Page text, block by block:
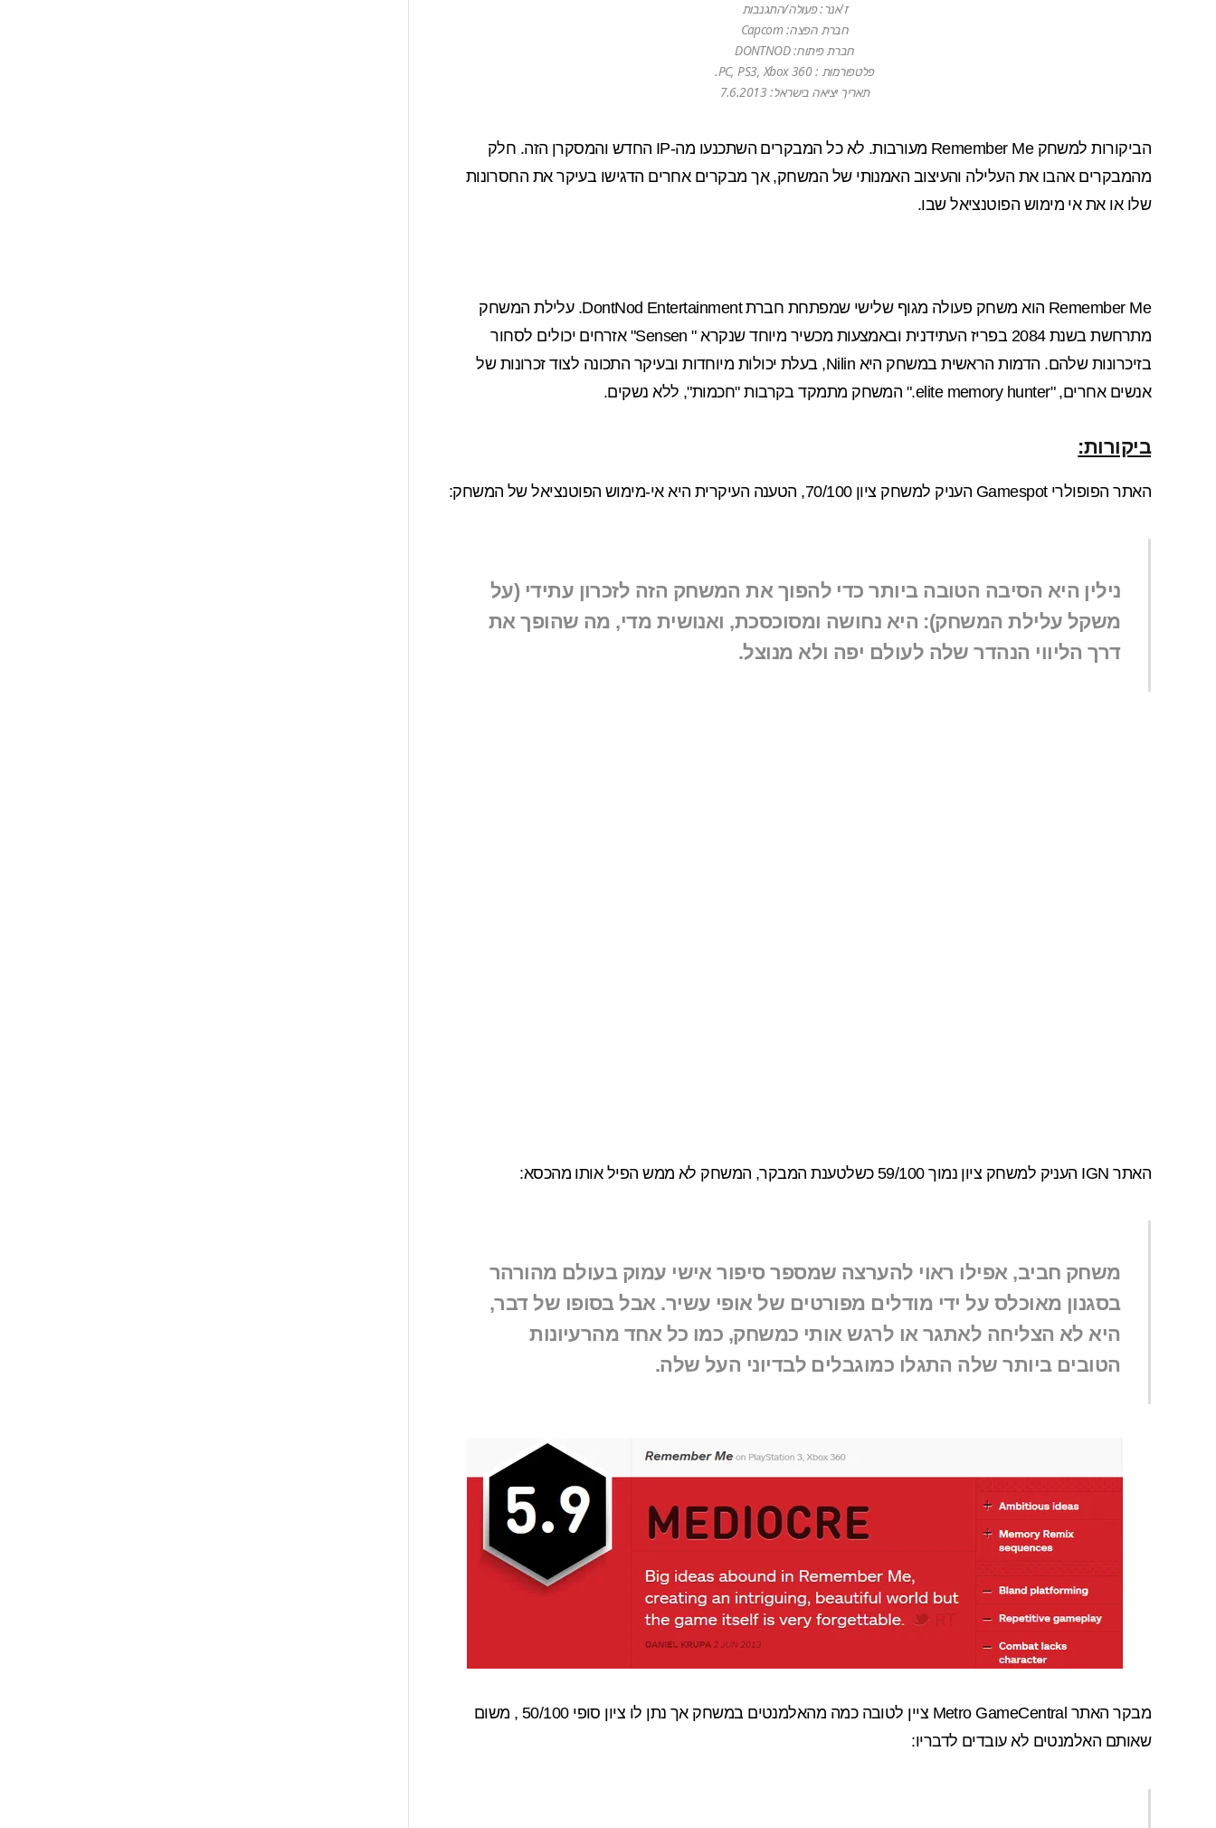
ז'אנר: פעולה/התגנבות
חברת הפצה: Capcom
חברת פיתוח: DONTNOD
פלטפורמות : PC, PS3, Xbox 360.
תאריך יציאה בישראל: 7.6.2013
הביקורות למשחק Remember Me מעורבות. לא כל המבקרים השתכנעו מה-IP החדש והמסקרן הזה. חלק
מהמבקרים אהבו את העלילה והעיצוב האמנותי של המשחק, אך מבקרים אחרים הדגישו בעיקר את החסרונות
שלו או את אי מימוש הפוטנציאל שבו.
Remember Me הוא משחק פעולה מגוף שלישי שמפתחת חברת DontNod Entertainment. עלילת המשחק
מתרחשת בשנת 2084 בפריז העתידנית ובאמצעות מכשיר מיוחד שנקרא " Sensen" אזרחים יכולים לסחור
בזיכרונות שלהם. הדמות הראשית במשחק היא Nilin, בעלת יכולות מיוחדות ובעיקר התכונה לצוד זכרונות של
אנשים אחרים, "elite memory hunter." המשחק מתמקד בקרבות "חכמות", ללא נשקים.
ביקורות:
האתר הפופולריGamespot העניק למשחק ציון 70/100, הטענה העיקרית היא אי-מימוש הפוטנציאל של המשחק:
נילין היא הסיבה הטובה ביותר כדי להפוך את המשחק הזה לזכרון עתידי (על
משקל עלילת המשחק): היא נחושה ומסוכסכת, ואנושית מדי, מה שהופך את
דרך הליווי הנהדר שלה לעולם יפה ולא מנוצל.
האתר IGN העניק למשחק ציון נמוך 59/100 כשלטענת המבקר, המשחק לא ממש הפיל אותו מהכסא:
משחק חביב, אפילו ראוי להערצה שמספר סיפור אישי עמוק בעולם מהורהר
בסגנון מאוכלס על ידי מודלים מפורטים של אופי עשיר. אבל בסופו של דבר,
היא לא הצליחה לאתגר או לרגש אותי כמשחק, כמו כל אחד מהרעיונות
הטובים ביותר שלה התגלו כמוגבלים לבדיוני העל שלה.
מבקר האתר Metro GameCentral
ציין לטובה כמה מהאלמנטים במשחק אך נתן לו ציון סופי 50/100 , משום
שאותם האלמנטים לא עובדים לדבריו: